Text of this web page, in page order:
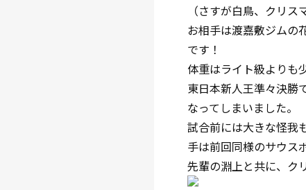
（さすが白鳥、クリス
お相手は渡嘉敷ジムの
です！
体重はライト級よりも
東日本新人王準々決勝
なってしまいました。
試合前には大きな怪我
手は前回同様のサウス
先輩の淵上と共に、ク